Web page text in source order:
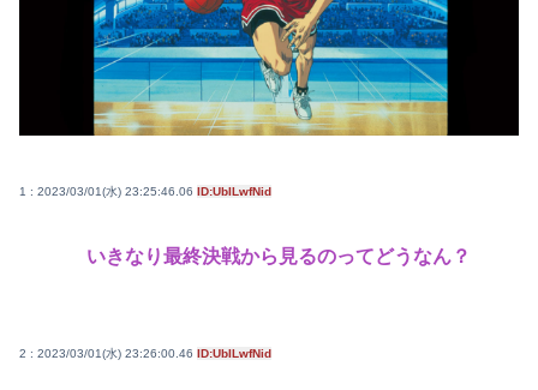
1 : 2023/03/01(水) 23:25:46.06 ID:UbILwfNid
いきなり最終決戦から見るのってどうなん？
2 : 2023/03/01(水) 23:26:00.46 ID:UbILwfNid